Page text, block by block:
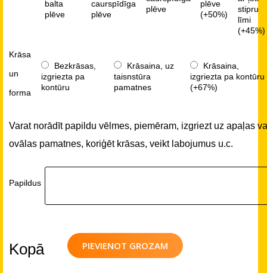
balta
plēve
caurspīdīga
plēve
plēve
plēve
(+50%)
stipru
līmi
(+45%)
Krāsa
un
forma
Bezkrāsas,
izgriezta pa
kontūru
Krāsaina, uz
taisnstūra
pamatnes
Krāsaina,
izgriezta pa kontūru
(+67%)
Varat norādīt papildu vēlmes, piemēram, izgriezt uz apaļas
ovālas pamatnes, koriģēt krāsas, veikt labojumus u.c.
Papildus
PIEVIENOT GROZAM
Kopā